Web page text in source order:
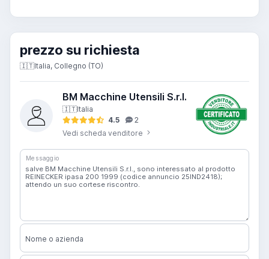
prezzo su richiesta
🇮🇹Italia, Collegno (TO)
BM Macchine Utensili S.r.l.
🇮🇹Italia
4.5
2
Vedi scheda venditore
Messaggio
Nome o azienda